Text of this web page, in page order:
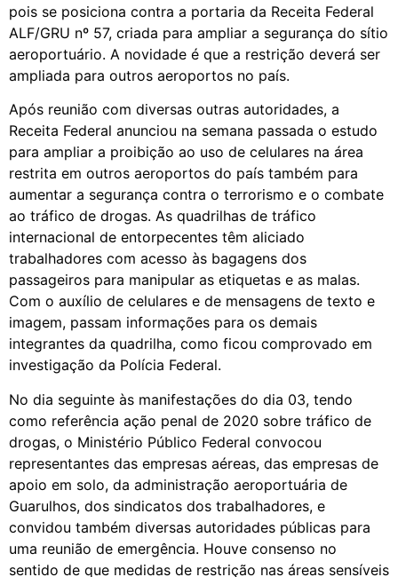
pois se posiciona contra a portaria da Receita Federal
ALF/GRU nº 57, criada para ampliar a segurança do sítio
aeroportuário. A novidade é que a restrição deverá ser
ampliada para outros aeroportos no país.
Após reunião com diversas outras autoridades, a
Receita Federal anunciou na semana passada o estudo
para ampliar a proibição ao uso de celulares na área
restrita em outros aeroportos do país também para
aumentar a segurança contra o terrorismo e o combate
ao tráfico de drogas. As quadrilhas de tráfico
internacional de entorpecentes têm aliciado
trabalhadores com acesso às bagagens dos
passageiros para manipular as etiquetas e as malas.
Com o auxílio de celulares e de mensagens de texto e
imagem, passam informações para os demais
integrantes da quadrilha, como ficou comprovado em
investigação da Polícia Federal.
No dia seguinte às manifestações do dia 03, tendo
como referência ação penal de 2020 sobre tráfico de
drogas, o Ministério Público Federal convocou
representantes das empresas aéreas, das empresas de
apoio em solo, da administração aeroportuária de
Guarulhos, dos sindicatos dos trabalhadores, e
convidou também diversas autoridades públicas para
uma reunião de emergência. Houve consenso no
sentido de que medidas de restrição nas áreas sensíveis